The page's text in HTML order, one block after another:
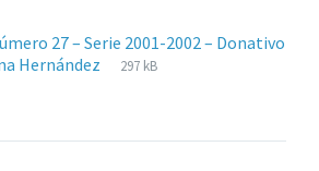
27 – Serie 2001-2002 – Donativo
Hernández
Extensiones
pdf
Tamaño
297 kB